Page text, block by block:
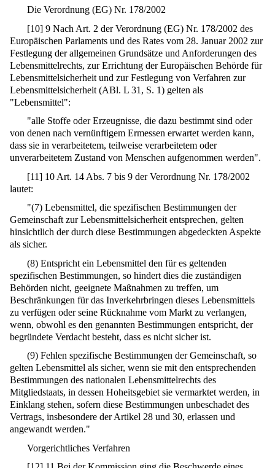
Die Verordnung (EG) Nr. 178/2002
[10] 9 Nach Art. 2 der Verordnung (EG) Nr. 178/2002 des
Europäischen Parlaments und des Rates vom 28. Januar 2002 zur
Festlegung der allgemeinen Grundsätze und Anforderungen des
Lebensmittelrechts, zur Errichtung der Europäischen Behörde für
Lebensmittelsicherheit und zur Festlegung von Verfahren zur
Lebensmittelsicherheit (ABl. L 31, S. 1) gelten als
"Lebensmittel":
"alle Stoffe oder Erzeugnisse, die dazu bestimmt sind oder
von denen nach vernünftigem Ermessen erwartet werden kann,
dass sie in verarbeitetem, teilweise verarbeitetem oder
unverarbeitetem Zustand von Menschen aufgenommen werden".
[11] 10 Art. 14 Abs. 7 bis 9 der Verordnung Nr. 178/2002
lautet:
"(7) Lebensmittel, die spezifischen Bestimmungen der
Gemeinschaft zur Lebensmittelsicherheit entsprechen, gelten
hinsichtlich der durch diese Bestimmungen abgedeckten Aspekte
als sicher.
(8) Entspricht ein Lebensmittel den für es geltenden
spezifischen Bestimmungen, so hindert dies die zuständigen
Behörden nicht, geeignete Maßnahmen zu treffen, um
Beschränkungen für das Inverkehrbringen dieses Lebensmittels
zu verfügen oder seine Rücknahme vom Markt zu verlangen,
wenn, obwohl es den genannten Bestimmungen entspricht, der
begründete Verdacht besteht, dass es nicht sicher ist.
(9) Fehlen spezifische Bestimmungen der Gemeinschaft, so
gelten Lebensmittel als sicher, wenn sie mit den entsprechenden
Bestimmungen des nationalen Lebensmittelrechts des
Mitgliedstaats, in dessen Hoheitsgebiet sie vermarktet werden, in
Einklang stehen, sofern diese Bestimmungen unbeschadet des
Vertrags, insbesondere der Artikel 28 und 30, erlassen und
angewandt werden."
Vorgerichtliches Verfahren